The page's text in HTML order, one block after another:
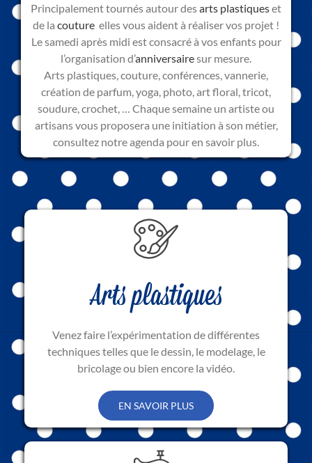
Principalement tournés autour desarts plastiqueset
de la couture elles vous aident à réaliser vos projet !
Le samedi après midi est consacré à vos enfants pour
l’organisation d’anniversairesur mesure.
Arts plastiques, couture, conférences, vannerie,
création de parfum, yoga, photo, art floral, tricot,
soudure, crochet, … Chaque semaine un artiste ou
artisans vous proposera une initiation à son métier,
consultez notre agenda pour en savoir plus.
Arts plastiques
Venez faire l’expérimentation de différentes
techniques telles que le dessin, le modelage, le
bricolage ou bien encore la vidéo.
EN SAVOIR PLUS